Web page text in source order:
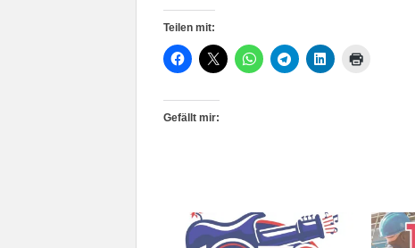
Teilen mit:
Gefällt mir: